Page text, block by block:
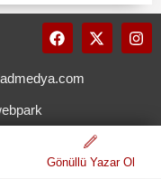
Gönüllü Yazar Ol